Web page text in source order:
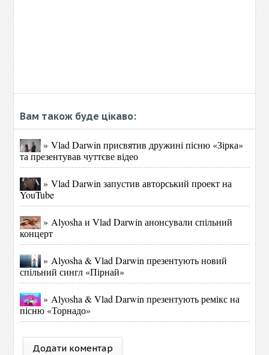
Вам також буде цікаво:
» Vlad Darwin присвятив дружині пісню «Зірка»
та презентував чуттєве відео
» Vlad Darwin запустив авторський проект на
YouTube
» Alyosha и Vlad Darwin анонсували спільний
концерт
» Alyosha & Vlad Darwin презентують новий
спільний сингл «Пірнай»
» Alyosha & Vlad Darwin презентують ремікс на
пісню «Торнадо»
Додати коментар